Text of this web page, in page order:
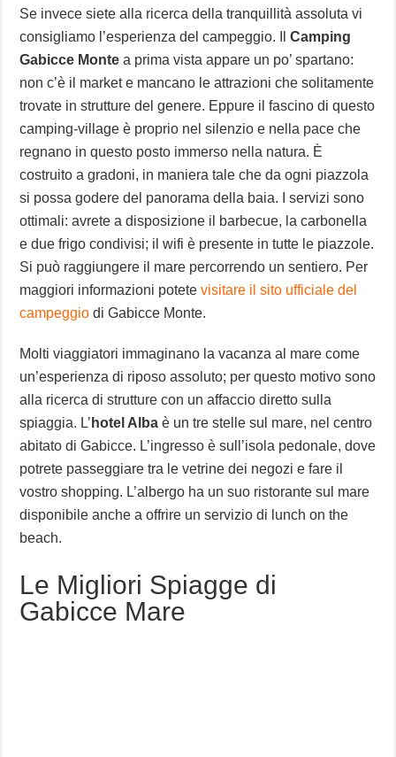
Se invece siete alla ricerca della tranquillità assoluta vi
consigliamo l’esperienza del campeggio. IlCamping
Gabicce Monte a prima vista appare un po’ spartano:
non c’è il market e mancano le attrazioni che solitamente
trovate in strutture del genere. Eppure il fascino di questo
camping-village è proprio nel silenzio e nella pace che
regnano in questo posto immerso nella natura. È
costruito a gradoni, in maniera tale che da ogni piazzola
si possa godere del panorama della baia. I servizi sono
ottimali: avrete a disposizione il barbecue, la carbonella
e due frigo condivisi; il wifi è presente in tutte le piazzole.
Si può raggiungere il mare percorrendo un sentiero. Per
maggiori informazioni potetevisitare il sito ufficiale del
campeggio di Gabicce Monte.
Molti viaggiatori immaginano la vacanza al mare come
un’esperienza di riposo assoluto; per questo motivo sono
alla ricerca di strutture con un affaccio diretto sulla
spiaggia. L’ hotel Alba è un tre stelle sul mare, nel centro
abitato di Gabicce. L’ingresso è sull’isola pedonale, dove
potrete passeggiare tra le vetrine dei negozi e fare il
vostro shopping. L’albergo ha un suo ristorante sul mare
disponibile anche a offrire un servizio di lunch on the
beach.
Le Migliori Spiagge di
Gabicce Mare